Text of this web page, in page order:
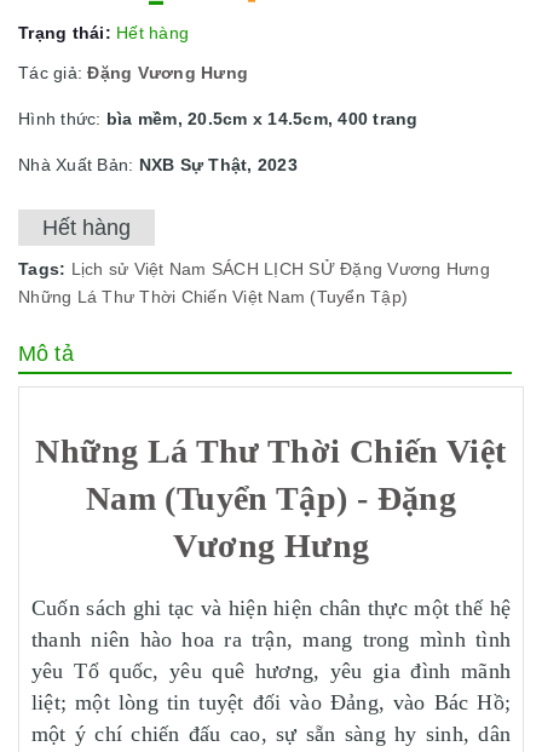
Trạng thái: Hết hàng
Tác giả:Đặng Vương Hưng
Hình thức: bìa mềm, 20.5cm x 14.5cm, 400 trang
Nhà Xuất Bản: NXB Sự Thật, 2023
Hết hàng
Tags: Lịch sử Việt Nam SÁCH LỊCH SỬ Đặng Vương Hưng
Những Lá Thư Thời Chiến Việt Nam (Tuyển Tập)
Mô tả
Những Lá Thư Thời Chiến Việt
Nam (Tuyển Tập) - Đặng
Vương Hưng
Cuốn sách ghi tạc và hiện hiện chân thực một thế hệ
thanh niên hào hoa ra trận, mang trong mình tình
yêu Tổ quốc, yêu quê hương, yêu gia đình mãnh
liệt; một lòng tin tuyệt đối vào Đảng, vào Bác Hồ;
một ý chí chiến đấu cao, sự sẵn sàng hy sinh, dân